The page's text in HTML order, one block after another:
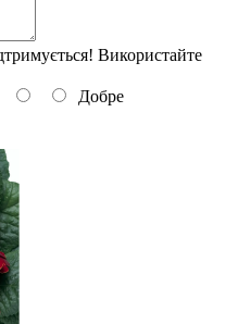
Використайте
Добре